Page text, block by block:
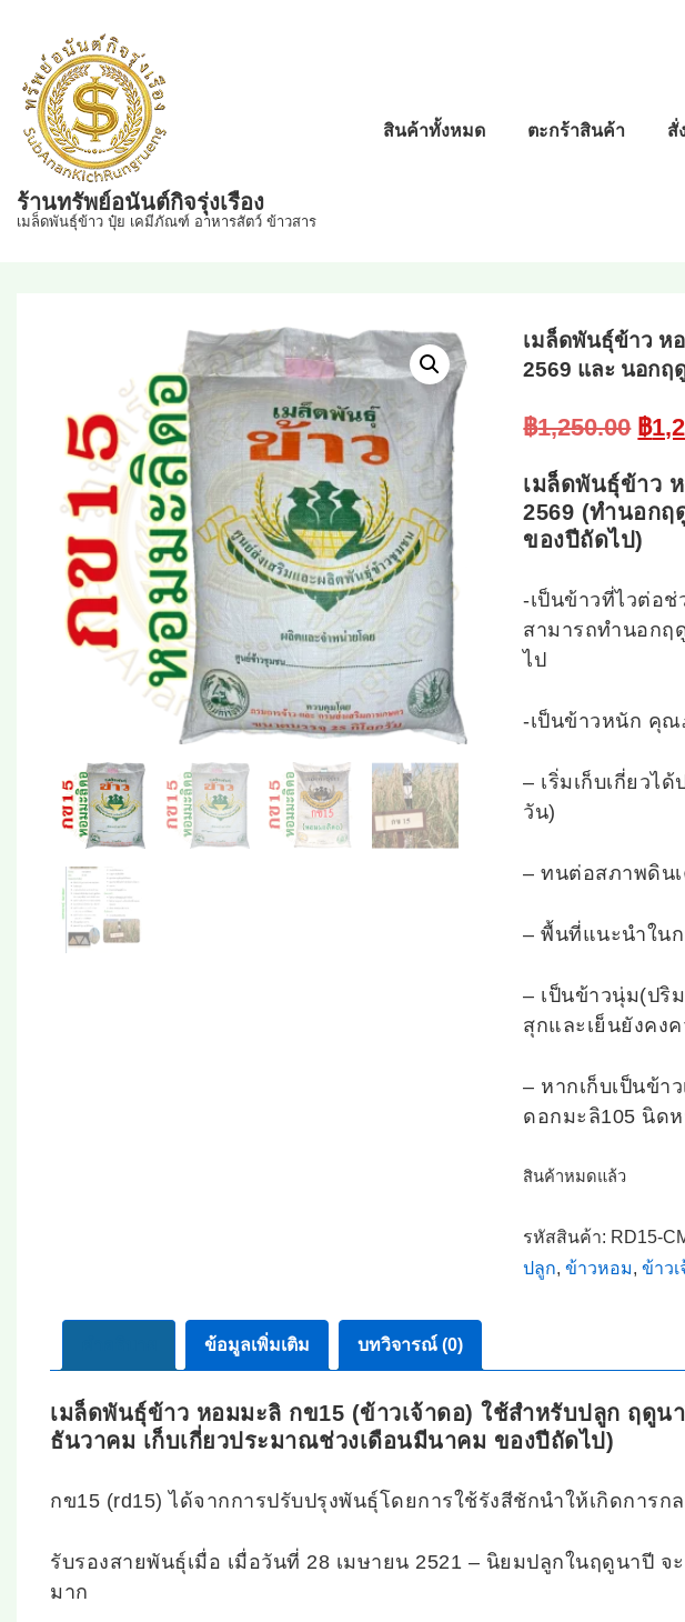
Main
Content
ร้านทรัพย์อนันต์กิจรุ่งเรือง
เมล็ดพันธุ์ข้าว ปุ๋ย เคมีภัณฑ์ อาหารสัตว์ ข้าวสาร
Main
สินค้าทั้งหมด ตะกร้าสินค้า สั่
เมล็ดพันธุ์ข้าว ห
2569 และ นอกฤ
฿1,250.00
฿
฿
เมล็ดพันธุ์ข้าว
2569 (ทำนอก
ของปีถัดไป)
-เป็นข้าวที่ไวต่อ
สามารถทำนอกฤ
ไป
-เป็นข้าวหนัก คุ
– เริ่มเก็บเกี่ยวไ
วัน)
– ทนต่อสภาพดิน
– พื้นที่แนะนำใน
– เป็นข้าวนุ่ม(ปริ
สุกและเย็นยังคง
– หากเก็บเป็นข้า
ดอกมะลิ105 นิด
สินค้าหมดแล้ว
รหัสสินค้า: RD15-
ปลูก,ข้าวหอม,ข้าวเ
ข้อมูลเพิ่มเติม บทวิจารณ์ (0)
เมล็ดพันธุ์ข้าว หอมมะลิ กข15 (ข้าวเจ้าดอ) ใช้สำหรับปลูก ฤดู
ธันวาคม เก็บเกี่ยวประมาณช่วงเดือนมีนาคม ของปีถัดไป)
กข15 (rd15) ได้จากการปรับปรุงพันธุ์โดยการใช้รังสีชักนำให้เกิดการ
รับรองสายพันธุ์เมื่อ เมื่อวันที่ 28 เมษายน 2521 – นิยมปลูกในฤดูนาปี
มาก